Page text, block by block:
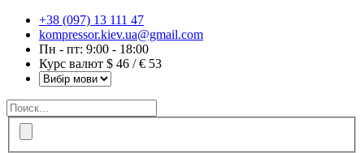
+38 (097) 13 111 47
kompressor.kiev.ua@gmail.com
Пн - пт: 9:00 - 18:00
Курс валют $ 46 / € 53